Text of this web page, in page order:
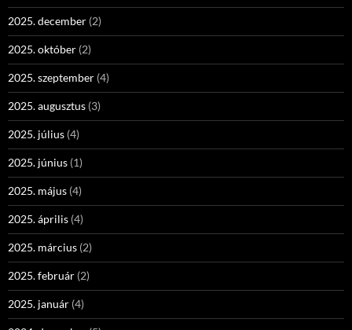
2025. december (2)
2025. október (2)
2025. szeptember (4)
2025. augusztus (3)
2025. július (4)
2025. június (1)
2025. május (4)
2025. április (4)
2025. március (2)
2025. február (2)
2025. január (4)